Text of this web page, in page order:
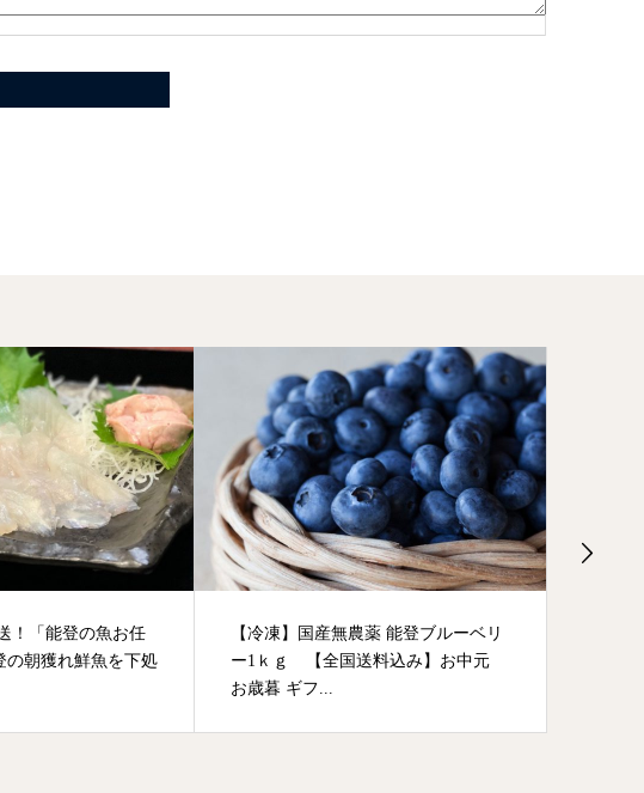
！「能登の魚お任
の朝獲れ鮮魚を下処
【冷凍】国産無農薬 能登ブルーベリ
ー1ｋｇ 【全国送料込み】お中元
お歳暮 ギフ...